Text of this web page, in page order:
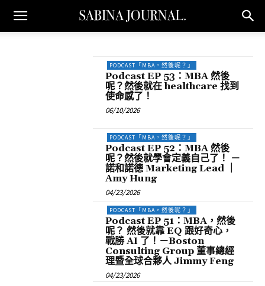
PODCAST「MBA，然後呢？」
Podcast EP 53：MBA 然後
呢？然後就在 healthcare 找到
使命感了！
06/10/2026
PODCAST「MBA，然後呢？」
Podcast EP 52：MBA 然後
呢？然後就學會定義自己了！ －
諾和諾德 Marketing Lead ｜
Amy Hung
04/23/2026
PODCAST「MBA，然後呢？」
Podcast EP 51：MBA，然後
呢？ 然後就靠 EQ 跟好奇心，
戰勝 AI 了！－Boston
Consulting Group 董事總經
理暨全球合夥人 Jimmy Feng
04/23/2026